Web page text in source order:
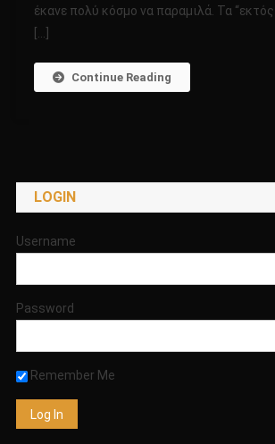
έκανε πολύ κόσμο να παραμιλά. Τα
Continue Reading
LOGIN
Username
Password
Remember Me